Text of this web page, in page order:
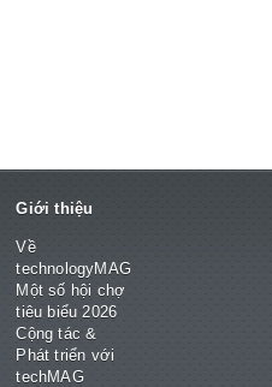
Giới thiệu
Về
technologyMAG
Một số hội chợ
tiêu biểu 2026
Cộng tác &
Phát triển với
techMAG